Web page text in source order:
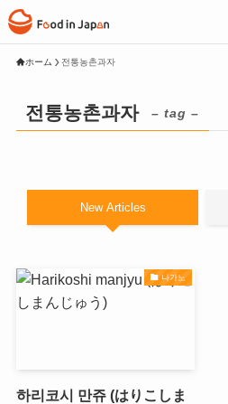
ホーム 전통농촌과자
전통농촌과자 – tag –
New Articles
나가노
하리코시 만쥬 (はりこしま